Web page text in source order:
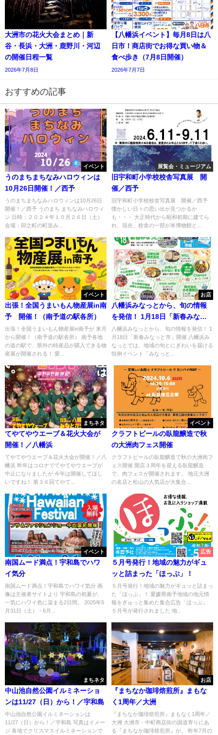
大洲市の花火大会まとめ｜新
谷・長浜・大洲・鹿野川・河辺
の開催日程一覧
2026年7月8日
【八幡浜イベント】毎月8日は八
日市！商店街でお得な買い物＆
食べ歩き（7月8日開催）
2026年7月7日
おすすめの記事
イベント
うのまちまちなみハロウィンは
10月26日開催！／西予
うのまちまちなみハロウィンは10月26日
開催！／西予 うのまち まちなみハロウィ
ン 日時：２０２４年１０月２６日（土）
会場：卯之町の町並み...
展覧会・ミュージアム
旧宇和町小学校校舎写真展 開
催／西予
旧宇和町小学校校舎写真展 開催／西予
懐かしい日々の思い出が見つかるか
も・・・ 大正時代から昭和初期に建てら
れ、現在、校舎の一部が米博物館と...
イベント
出張！全国うまいもん物産展in南
予 開催！（南予道の駅各所）
出張！全国うまいもん物産展in南予が 来月
から開催！（南予道の駅各所） 南予各地
の道の駅で、県外の特産品が購入できる物
産展が開催される！ 愛...
お店
八幡浜みなっとから、旬の情報
を発信！ 1月18日「新春みなっ
と市」開催
八幡浜みなっとから、旬の情報を発信！ 1
月18日「新春みなっと市」開催 八幡浜み
なっとでは、地域の旬とにぎわいを届ける
恒例イベント「みなっと...
まちネタ
てやてやウエーブ＆花火大会が
開催！／八幡浜
てやてやウエーブ＆花火大会が開催！／八
幡浜 昨年はコロナでてやてやウエーブが
中止になりましたが 今年は開催してほし
いですね！ 第３６回てやて...
イベント
クラフトビールの臥龍醸造で秋
の大洲肉フェス開催
クラフトビールの臥龍醸造で秋の大洲肉フ
ェス開催 開店３周年を迎える臥龍醸造
で、肉フェスが開催されます。 地元大洲
の名店と松山の人気店が大集合...
イベント
南国ムード満点！宇和島でハワ
イ気分
南国ムード満点！宇和島でハワイ気分 画
像は主催者サイトより 宇和島の初夏が、
一気にハワイ色に染まる2日間。 2025年5
月31日（土）・6月...
広告
５月号発行！地域の魅力がギュ
ッと詰まった「ほっぷ」！
５月号発行！地域の魅力がギュッと詰まっ
た「ほっぷ」！ 愛媛県南予地域の地元情
報をぎゅっと集めた集合広告「ほっぷ」
５月号が発行されました 地...
まちネタ
中山池自然公園イルミネーショ
ンは11/27（日）から！／宇和島
中山池自然公園イルミネーションは
11/27（日）から！／宇和島 写真はイメー
ジ 各地でクリスマスイルミネーションで
お店
『まちなか珈琲焙煎所』まもな
く1周年／大洲
『まちなか珈琲焙煎所』まもなく1周年／
大洲 大洲市・中町商店街の国道寄りにあ
る『まちなか珈琲焙煎所』が、 昨年7月の